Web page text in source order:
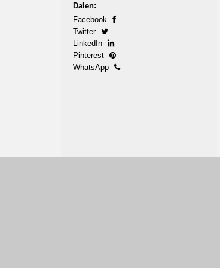
Dalen:
Facebook
Twitter
LinkedIn
Pinterest
WhatsApp